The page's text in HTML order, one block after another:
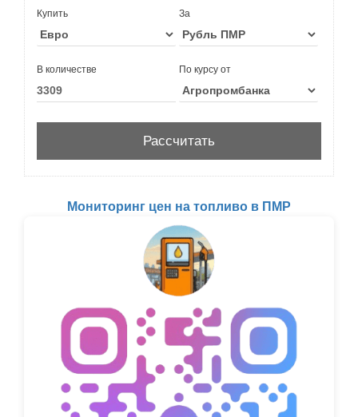
Купить За
В количестве По курсу от
Мониторинг цен на топливо в ПМР